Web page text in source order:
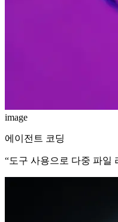
image
에이전트 코딩
“도구 사용으로 다중 파일